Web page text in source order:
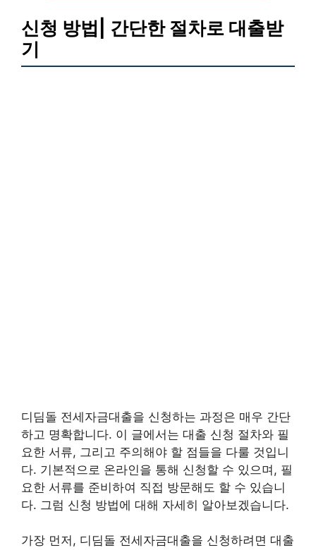
신청 방법| 간단한 절차로 대출받
기
디딤돌 전세자금대출을 신청하는 과정은 매우 간단
하고 명확합니다. 이 글에서는 대출 신청 절차와 필
요한 서류, 그리고 주의해야 할 점들을 다룰 것입니
다. 기본적으로 온라인을 통해 신청할 수 있으며, 필
요한 서류를 준비하여 직접 방문해도 할 수 있습니
다. 그럼 신청 방법에 대해 자세히 알아보겠습니다.
가장 먼저, 디딤돌 전세자금대출을 신청하려면 대출